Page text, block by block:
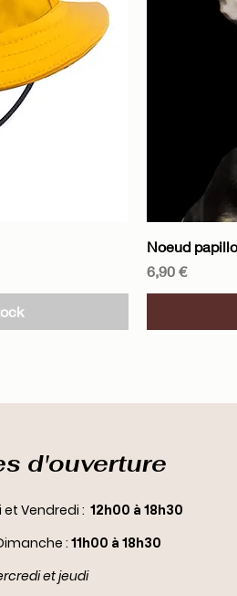
Noeud
Prix
6,90 €
d'ouverture
et Vendredi : 12h00 à 18h30
: 11h00 à 18h30
et jeudi